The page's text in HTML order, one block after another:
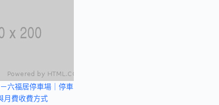
六福居停車場｜停車
月費收費方式